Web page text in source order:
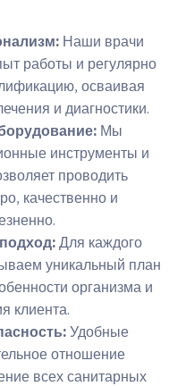
Наши врачи
работы и регулярно
осваивая
и диагностики.
Мы
инструменты и
проводить
качественно и
Для каждого
уникальный план
организма и
клиента.
Удобные
отношение
всех санитарных